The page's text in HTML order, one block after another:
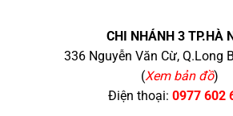
CHI NHÁNH 3 TP.HÀ
336 Nguyễn Văn Cừ, Q.Long
(Xem bản đồ)
Điện thoại: 0977 602